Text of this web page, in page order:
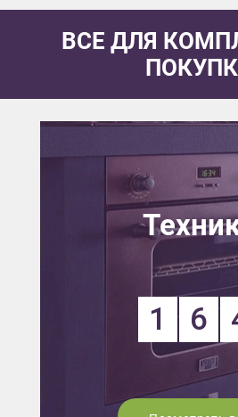
ВСЕ ДЛЯ
1 6